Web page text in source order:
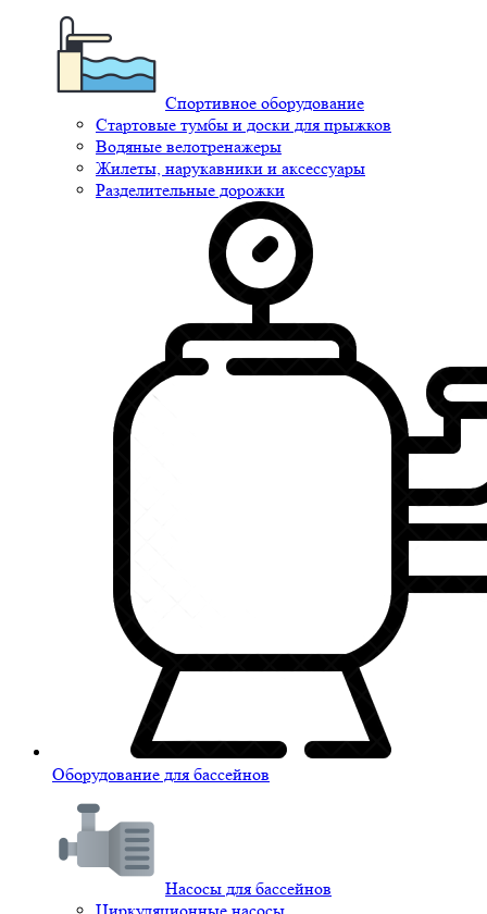
Спортивное оборудование
Стартовые тумбы и доски для прыжков
Водяные велотренажеры
Жилеты, нарукавники и аксессуары
Разделительные дорожки
Оборудование для бассейнов
Насосы для бассейнов